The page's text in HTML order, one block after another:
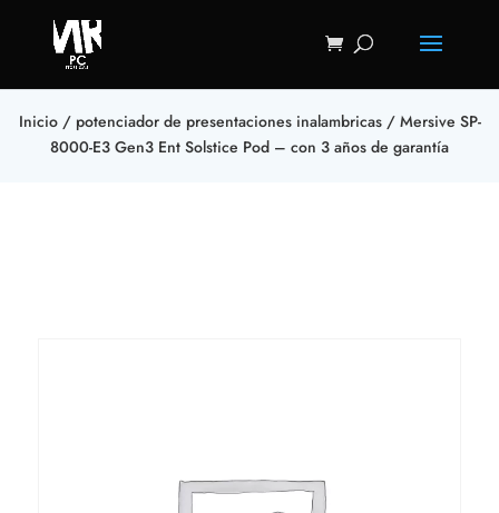
Inicio/ potenciador de presentaciones inalambricas/ Mersive SP-
8000-E3 Gen3 Ent Solstice Pod – con 3 años de garantía